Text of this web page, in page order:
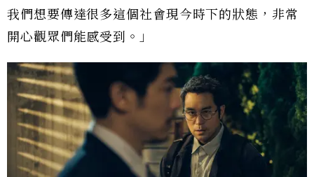
我們想要傳達很多這個社會現今時下的狀態，非常
開心觀眾們能感受到。」